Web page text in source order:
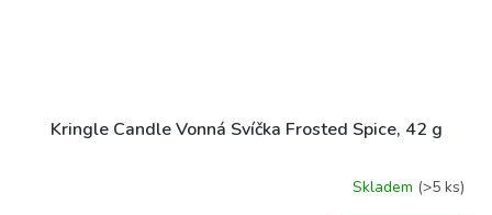
Kringle Candle Vonná Svíčka Frosted Spice, 42 g
Skladem (>5 ks)